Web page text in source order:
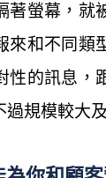
著螢幕，就
來和不同類
性的訊息，
過規模較大